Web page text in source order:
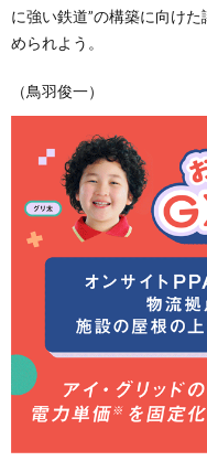
に強い鉄道”の構築に向け
められよう。
（鳥羽俊一）